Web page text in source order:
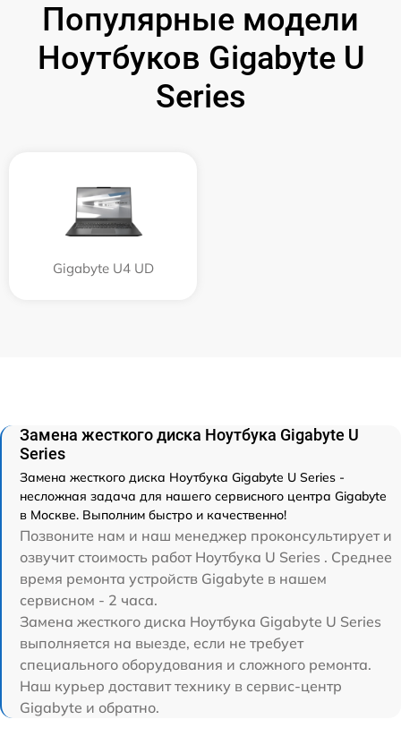
Популярные модели
Ноутбуков Gigabyte U
Series
Gigabyte U4 UD
Замена жесткого диска Ноутбука Gigabyte U
Series
Замена жесткого диска Ноутбука Gigabyte U Series -
несложная задача для нашего сервисного центра Gigabyte
в Москве. Выполним быстро и качественно!
Позвоните нам и наш менеджер проконсультирует и
озвучит стоимость работ Ноутбука U Series . Среднее
время ремонта устройств Gigabyte в нашем
сервисном - 2 часа.
Замена жесткого диска Ноутбука Gigabyte U Series
выполняется на выезде, если не требует
специального оборудования и сложного ремонта.
Наш курьер доставит технику в сервис-центр
Gigabyte и обратно.